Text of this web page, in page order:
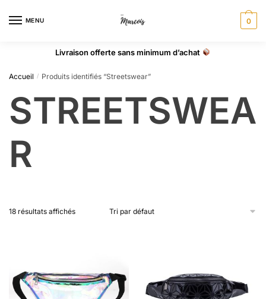
MENU 0
Livraison offerte sans minimum d’achat
Accueil / Produits identifiés “Streetswear”
STREETSWEA
R
18 résultats affichés